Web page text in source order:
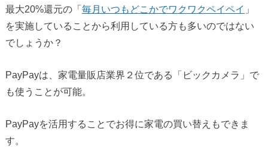
最大20%還元の「毎月いつもどこかでワクワクペイペイ 」
を実施していることから利用している方も多いのではない
でしょうか？
PayPayは、家電量販店業界２位である「ビックカメラ」で
も使うことが可能。
PayPayを活用することでお得に家電の買い替えもできま
す。